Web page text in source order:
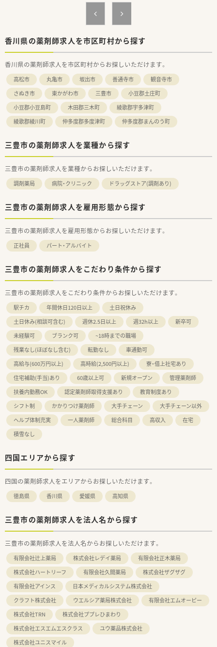
■大手企業ならではのコンプライアンス意識が非常に高く、産休
や育休の取得実績も豊富で、子育て世代の薬剤師が多数活躍して
ランや現在の悩みについて上司に直接相談できる風通しの良い
雰囲気です。
効率化を図っており、患者様と向き合う対人業務に集中できる環
境が整っています。
【想定されるキャリアイメージ】
■「スタンダードコース」では疾患別のWEB研修を通じて内部資
格を取得し、専門性を高めながら手当として給与に反映させるこ
とが可能です。
■「エキスパートコース」を選択すれば、がんや糖尿病などの認
利用できます。
かれています。
香川県の薬剤師求人を市区町村から探す
香川県の薬剤師求人を市区町村からお探しいただけます。
高松市 丸亀市 坂出市 善通寺市
観音寺市
さぬき市
東かがわ市 三豊市
小豆郡土庄町
小豆郡小豆島町
木田郡三木町
綾歌郡宇多津町
綾歌郡綾川町
仲多度郡多度津町 仲多度郡まんのう町
三豊市の薬剤師求人を業種から探す
三豊市の薬剤師求人を業種からお探しいただけます。
調剤薬局 病院・クリニック ドラッグストア(調剤あり)
三豊市の薬剤師求人を雇用形態から探す
三豊市の薬剤師求人を雇用形態からお探しいただけます。
正社員 パート・アルバイト
三豊市の薬剤師求人をこだわり条件から探す
三豊市の薬剤師求人をこだわり条件からお探しいただけます。
駅チカ 年間休日120日以上
土日祝休み
土日休み(相談可含む)
週休2.5日以上 週32h以上
新卒可
未経験可
ブランク可
~18時までの職場
残業なし(ほぼなし含む)
転勤なし
車通勤可
高給与(600万円以上)
高時給(2,500円以上)
寮・借上社宅あり
住宅補助(手当)あり
60歳以上可 新規オープン
管理薬剤師
扶養内勤務OK
認定薬剤師取得支援あり
教育制度あり
シフト制
かかりつけ薬剤師 大手チェーン
大手チェーン以外
ヘルプ体制充実
一人薬剤師 総合科目 高収入
在宅
積雪なし
四国エリアから探す
四国の薬剤師求人をエリアからお探しいただけます。
徳島県 香川県 愛媛県 高知県
三豊市の薬剤師求人を法人名から探す
三豊市の薬剤師求人を法人名からお探しいただけます。
有限会社辻上薬局 株式会社レデイ薬局
有限会社正木薬局
株式会社ハートリーフ
有限会社久間薬局
株式会社ザグザグ
有限会社アインス
日本メディカルシステム株式会社
クラフト株式会社
ウエルシア薬局株式会社
有限会社エムオーピー
株式会社TRN
株式会社ププレひまわり
株式会社エスエムエスクラス
ユウ薬品株式会社
株式会社ユニスマイル